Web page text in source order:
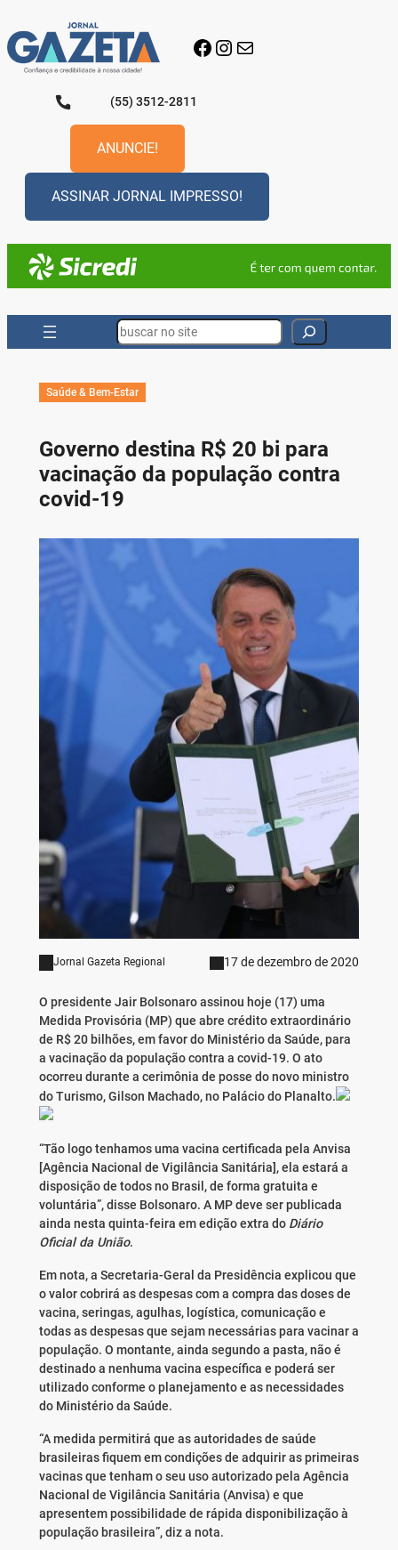
para
o
conteúdo
Facebook
Instagram
E-mail
(55) 3512-2811
ANUNCIE!
ASSINAR JORNAL IMPRESSO!
Search
Saúde & Bem-Estar
Governo destina R$ 20 bi para
vacinação da população contra
covid-19
Jornal Gazeta Regional 17 de dezembro de 2020
O presidente Jair Bolsonaro assinou hoje (17) uma
Medida Provisória (MP) que abre crédito extraordinário
de R$ 20 bilhões, em favor do Ministério da Saúde, para
a vacinação da população contra a covid-19. O ato
ocorreu durante a cerimônia de posse do novo ministro
do Turismo, Gilson Machado, no Palácio do Planalto.
“Tão logo tenhamos uma vacina certificada pela Anvisa
[Agência Nacional de Vigilância Sanitária], ela estará a
disposição de todos no Brasil, de forma gratuita e
voluntária”, disse Bolsonaro. A MP deve ser publicada
ainda nesta quinta-feira em edição extra do Diário
Oficial da União.
Em nota, a Secretaria-Geral da Presidência explicou que
o valor cobrirá as despesas com a compra das doses de
vacina, seringas, agulhas, logística, comunicação e
todas as despesas que sejam necessárias para vacinar a
população. O montante, ainda segundo a pasta, não é
destinado a nenhuma vacina específica e poderá ser
utilizado conforme o planejamento e as necessidades
do Ministério da Saúde.
“A medida permitirá que as autoridades de saúde
brasileiras fiquem em condições de adquirir as primeiras
vacinas que tenham o seu uso autorizado pela Agência
Nacional de Vigilância Sanitária (Anvisa) e que
apresentem possibilidade de rápida disponibilização à
população brasileira”, diz a nota.